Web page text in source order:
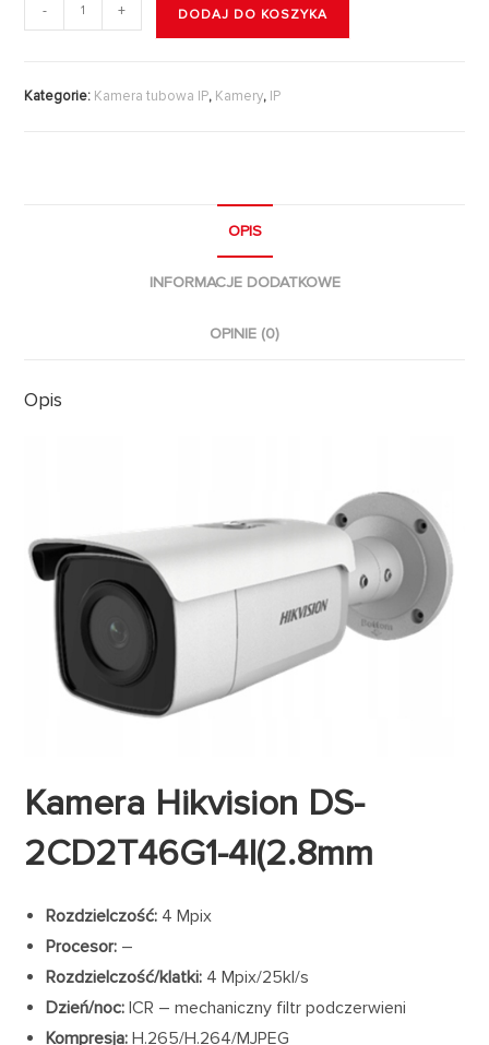
- + DODAJ DO KOSZYKA
Kategorie: Kamera tubowa IP, Kamery, IP
OPIS
INFORMACJE DODATKOWE
OPINIE (0)
Opis
Kamera Hikvision DS-
2CD2T46G1-4I(2.8mm
Rozdzielczość: 4 Mpix
Procesor: –
Rozdzielczość/klatki: 4 Mpix/25kl/s
Dzień/noc: ICR – mechaniczny filtr podczerwieni
Kompresja: H.265/H.264/MJPEG